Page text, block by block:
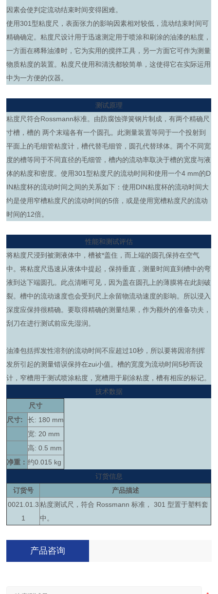
因素会使判定流动结束时间变得困难。
使用301型粘度尺，表面张力的影响因素相对较低，流动结束时间可
精确确定。粘度尺设计用于迅速测定用于喷涂和刷涂的油漆的粘度，
一方面在稀释油漆时，它为实用的搅拌工具，另一方面它可作为测量
物质粘度的装置。粘度尺使用和清洗都较简单，这使得它在实际运用
中为一方便的仪器。
测试原理
粘度尺符合Rossmann标准。由防腐蚀弹簧钢片制成，有两个精确尺
寸槽，槽的 两个末端各有一个圆孔。此测量装置等同于一个投射到
平面上的毛细管粘度计，槽代替毛细管，圆孔代替球体。两个不同宽
度的槽等同于不同直径的毛细管，槽内的流动率取决于槽的宽度与液
体的粘度和密度。使用301型粘度尺的流动时间和使用一个4 mm的D
IN粘度杯的流动时间之间的关系如下：使用DIN粘度杯的流动时间大
约是使用窄槽粘度尺的流动时间的5倍，或是使用宽槽粘度尺的流动
时间的12倍。
性能和测试评估
将粘度尺浸到被测液体中，槽被*盖住，而上端的圆孔保持在空气
中。将粘度尺迅速从液体中提起，保持垂直，测量时间直到槽中的弯
液到达下端圆孔。此点清晰可见，因为盖在圆孔上的薄膜将在此刻破
裂。槽中的流动速度也会受到尺上余留物流动速度的影响。所以浸入
深度应保持很精确。要取得精确的测量结果，作为额外的准备功夫，
刮刀在进行测试前应先湿润。
油漆包括挥发性溶剂的流动时间不应超过10秒，所以要将因溶剂挥
发所引起的测量错误保持在zui小值。槽的宽度为流动时间5秒而设
计，窄槽用于测试喷涂粘度，宽槽用于刷涂粘度，槽有相应的标记。
技术数据
尺寸
尺寸:
长: 180 mm
宽: 20 mm
高: 0.5 mm
净重： 约0.015 kg
订货信息
订货号
产品描述
0021.01.3
1
粘度测试尺，符合 Rossmann 标准， 301 型置于塑料套
中。
产品咨询